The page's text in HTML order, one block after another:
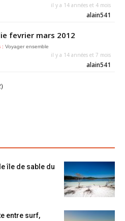
il y a 14 années et 4 mois
alain541
fevrier mars 2012
: Voyager ensemble
il y a 14 années et 7 mois
alain541
île de sable du
entre surf,